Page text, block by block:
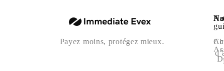
Payez moins, protégez mieux.